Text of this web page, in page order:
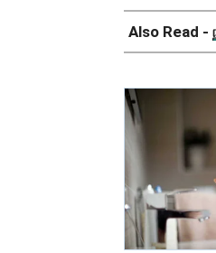
Also Read -